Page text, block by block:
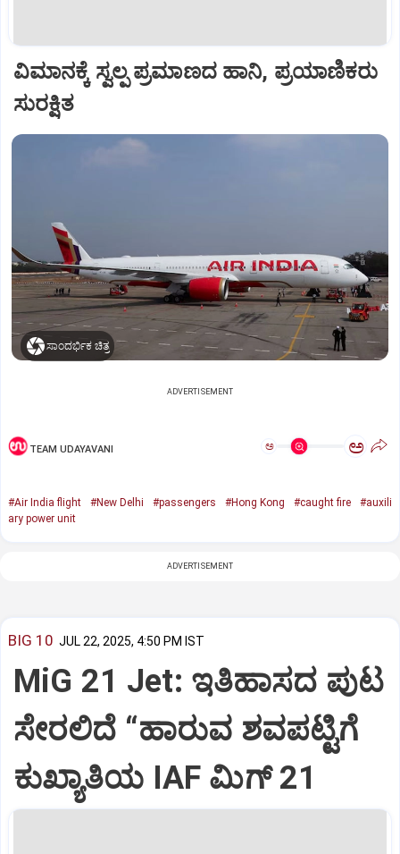
ವಿಮಾನಕ್ಕೆ ಸ್ವಲ್ಪ ಪ್ರಮಾಣದ ಹಾನಿ, ಪ್ರಯಾಣಿಕರು
ಸುರಕ್ಷಿತ
ಸಾಂದರ್ಭಿಕ ಚಿತ್ರ
ADVERTISEMENT
TEAM UDAYAVANI ಅ ಅ
#Air India flight #New Delhi #passengers #Hong Kong #caught fire
#auxili
ary power unit
ADVERTISEMENT
BIG 10 JUL 22, 2025, 4:50 PM IST
MiG 21 Jet: ಇತಿಹಾಸದ ಪುಟ
ಸೇರಲಿದೆ “ಹಾರುವ ಶವಪಟ್ಟಿಗೆ
ಕುಖ್ಯಾತಿಯ IAF ಮಿಗ್‌ 21